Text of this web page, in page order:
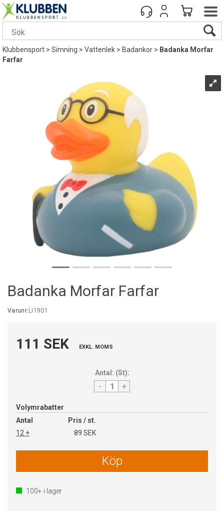
Klubbensport>Simning>Vattenlek>Badankor> Badanka Morfar
Farfar
Badanka Morfar Farfar
Varunr:LI1901
111 SEK EXKL. MOMS
Antal: (St):
- +
Volymrabatter
Antal
Pris / st.
12 +
89 SEK
Köp
100+ i lager